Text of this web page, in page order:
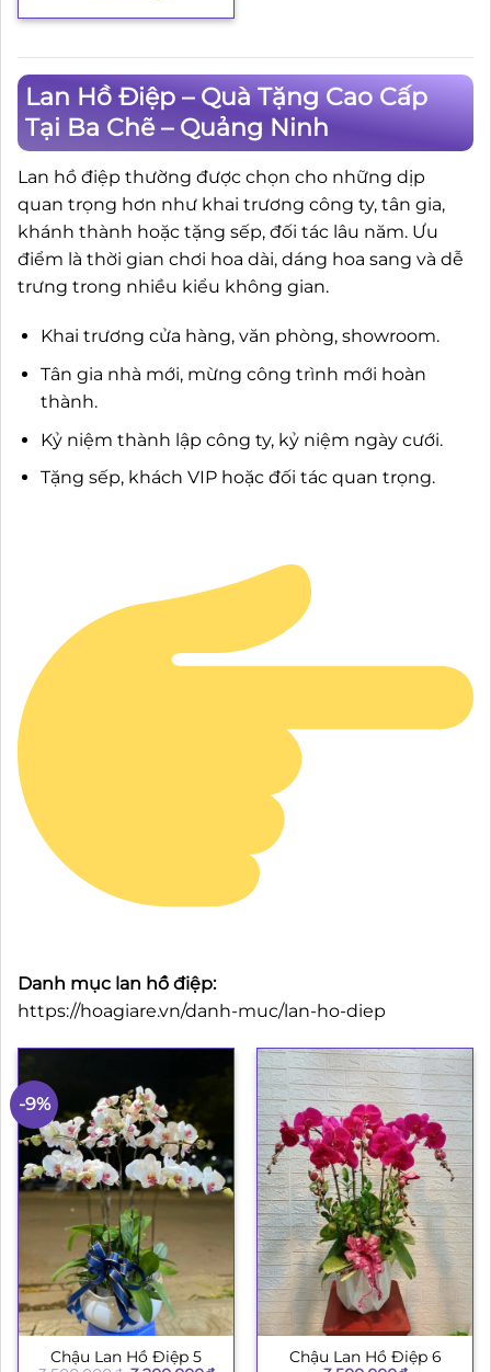
Lan Hồ Điệp – Quà Tặng Cao Cấp
Tại Ba Chẽ – Quảng Ninh
Lan hồ điệp thường được chọn cho những dịp
quan trọng hơn như khai trương công ty, tân gia,
khánh thành hoặc tặng sếp, đối tác lâu năm. Ưu
điểm là thời gian chơi hoa dài, dáng hoa sang và dễ
trưng trong nhiều kiểu không gian.
Khai trương cửa hàng, văn phòng, showroom.
Tân gia nhà mới, mừng công trình mới hoàn
thành.
Kỷ niệm thành lập công ty, kỷ niệm ngày cưới.
Tặng sếp, khách VIP hoặc đối tác quan trọng.
Danh mục lan hồ điệp:
https://hoagiare.vn/danh-muc/lan-ho-diep
-9%
Chậu Lan Hồ Điệp 5
Chậu Lan Hồ Điệp 6